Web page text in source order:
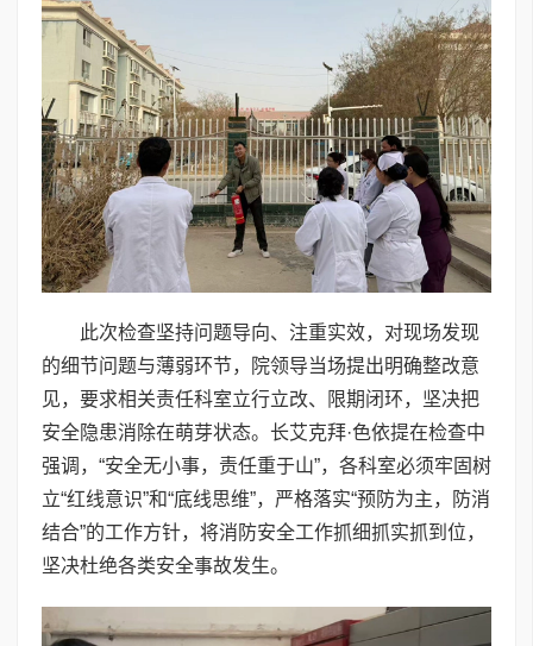
此次检查坚持问题导向、注重实效，对现场发现
的细节问题与薄弱环节，院领导当场提出明确整改意
见，要求相关责任科室立行立改、限期闭环，坚决把
安全隐患消除在萌芽状态。长艾克拜·色依提在检查中
强调，“安全无小事，责任重于山”，各科室必须牢固树
立“红线意识”和“底线思维”，严格落实“预防为主，防消
结合”的工作方针，将消防安全工作抓细抓实抓到位，
坚决杜绝各类安全事故发生。